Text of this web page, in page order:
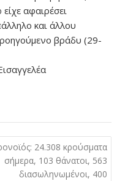
αφαιρέσει
και άλλου
βράδυ (29-
24.308 κρούσματα
σήμερα, 103 θάνατοι, 563
διασωληνωμένοι, 400